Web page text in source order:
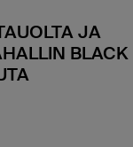
JA
BLACK